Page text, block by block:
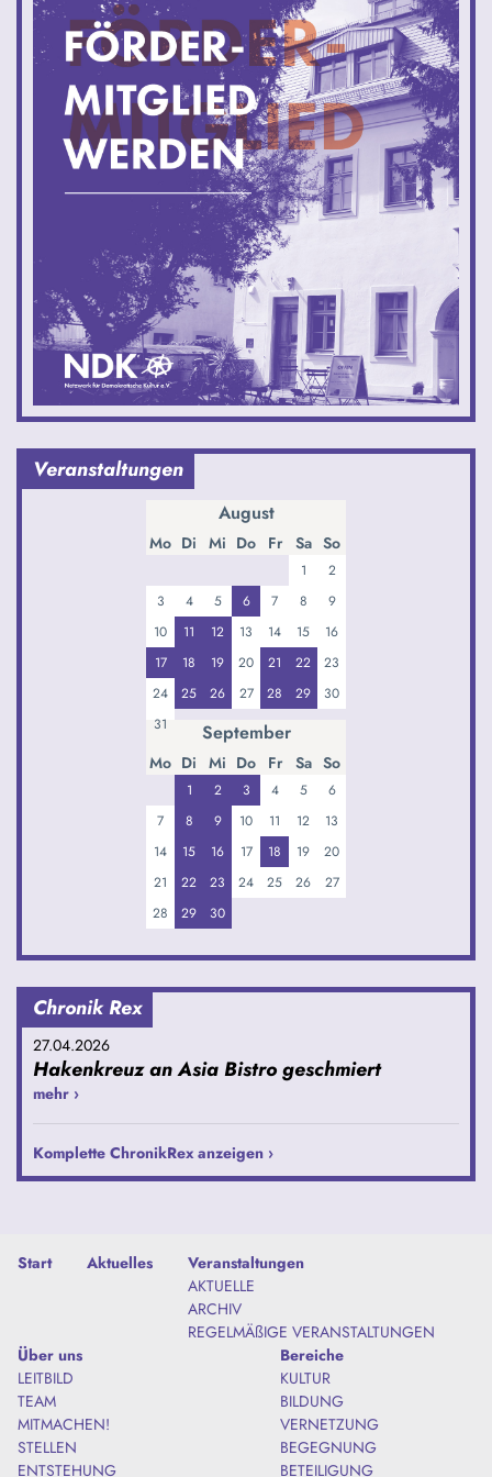
Veranstaltungen
August
Mo Di Mi Do Fr Sa So
1
2
3
4 5 6 7 8
9
10
11 12 13 14 15
16
17
18 19 20 21 22
23
24
25 26 27 28 29
30
31
September
Mo Di Mi Do Fr Sa So
1 2 3 4 5
6
7
8 9 10 11 12
13
14
15 16 17 18 19
20
21
22 23 24 25 26
27
28
29 30
Chronik Rex
27.04.2026
Hakenkreuz an Asia Bistro geschmiert
mehr ›
Komplette ChronikRex anzeigen ›
Start Aktuelles
Veranstaltungen
AKTUELLE
ARCHIV
REGELMÄßIGE VERANSTALTUNGEN
Über uns
LEITBILD
TEAM
MITMACHEN!
STELLEN
ENTSTEHUNG
Bereiche
KULTUR
BILDUNG
VERNETZUNG
BEGEGNUNG
BETEILIGUNG